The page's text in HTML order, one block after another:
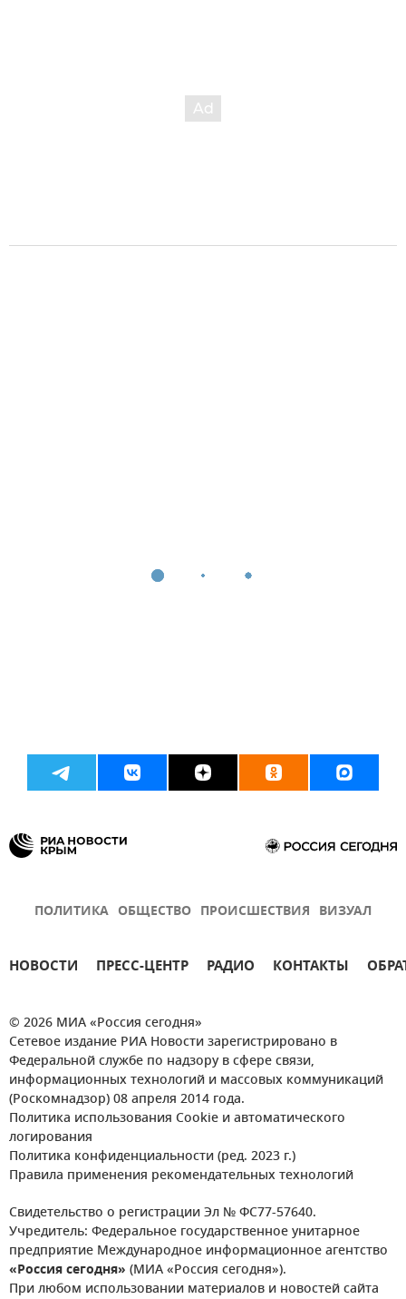
ПОЛИТИКА ОБЩЕСТВО ПРОИСШЕСТВИЯ ВИЗУАЛ
НОВОСТИ ПРЕСС-ЦЕНТР РАДИО КОНТАКТЫ
© 2026 МИА «Россия сегодня»
Сетевое издание РИА Новости зарегистрировано в
Федеральной службе по надзору в сфере связи,
информационных технологий и массовых коммуникаций
(Роскомнадзор) 08 апреля 2014 года.
Политика использования Cookie и автоматического
логирования
Политика конфиденциальности (ред. 2023 г.)
Правила применения рекомендательных технологий
Свидетельство о регистрации Эл № ФС77-57640.
Учредитель: Федеральное государственное унитарное
предприятие Международное информационное агентство
«Россия сегодня» (МИА «Россия сегодня»).
При любом использовании материалов и новостей сайта